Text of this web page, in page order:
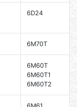
6D24
6M70T
6M60T
6M60T1
6M60T2